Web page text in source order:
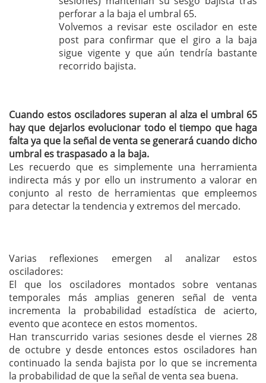
perforar a la baja el umbral 65.
Volvemos a revisar este oscilador en este
post para confirmar que el giro a la baja
sigue vigente y que aún tendría bastante
recorrido bajista.
Cuando estos osciladores superan al alza el umbral 65
hay que dejarlos evolucionar todo el tiempo que haga
falta ya que la señal de venta se generará cuando dicho
umbral es traspasado a la baja.
Les recuerdo que es simplemente una herramienta
indirecta más y por ello un instrumento a valorar en
conjunto al resto de herramientas que empleemos
para detectar la tendencia y extremos del mercado.
Varias reflexiones emergen al analizar estos
osciladores:
El que los osciladores montados sobre ventanas
temporales más amplias generen señal de venta
incrementa la probabilidad estadística de acierto,
evento que acontece en estos momentos.
Han transcurrido varias sesiones desde el viernes 28
de octubre y desde entonces estos osciladores han
continuado la senda bajista por lo que se incrementa
la probabilidad de que la señal de venta sea buena.